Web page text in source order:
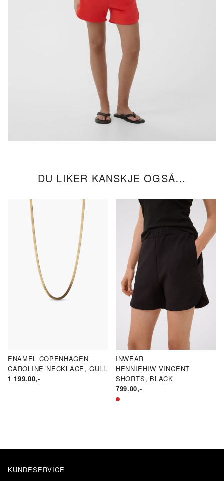
DU LIKER KANSKJE OGSÅ…
ENAMEL COPENHAGEN
CAROLINE NECKLACE, GULL
1 199.00,-
INWEAR
HENNIEHIW VINCENT
SHORTS, BLACK
799.00,-
KUNDESERVICE